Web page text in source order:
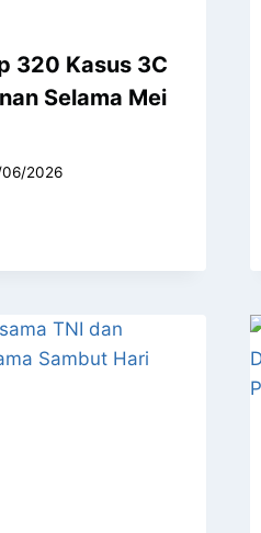
320 Kasus 3C
Selama Mei
2026